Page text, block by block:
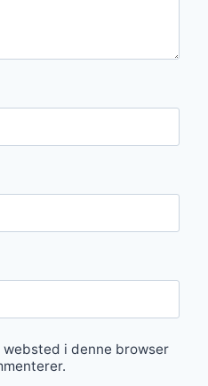
websted i denne browser